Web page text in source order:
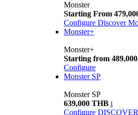
Monster
Starting From
Configure Discover
Monster+
Monster+
Starting from
Configure
Monster SP
Monster SP
639,000 THB i
Configure